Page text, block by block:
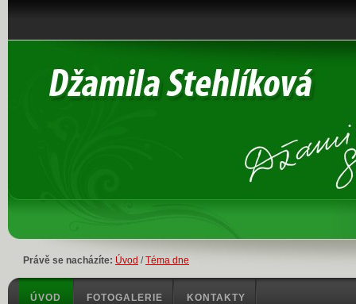
Právě se nacházíte: Úvod /Téma dne
ÚVOD FOTOGALERIE KONTAKTY